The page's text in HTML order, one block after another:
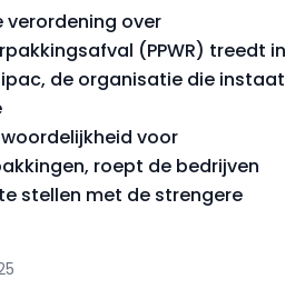
verordening over
(PPWR) treedt in
de organisatie die instaat
voor
roept de bedrijven
stellen met de strengere